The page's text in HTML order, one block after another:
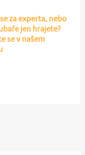
za experta, nebo
jen hrajete?
se v našem